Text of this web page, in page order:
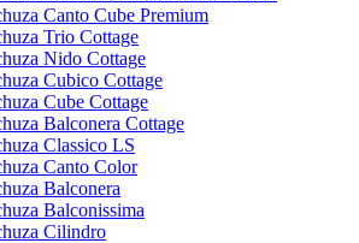
Canto Cube Premium
Trio Cottage
Nido Cottage
Cubico Cottage
Cube Cottage
Balconera Cottage
Classico LS
Canto Color
Balconera
Balconissima
Cilindro